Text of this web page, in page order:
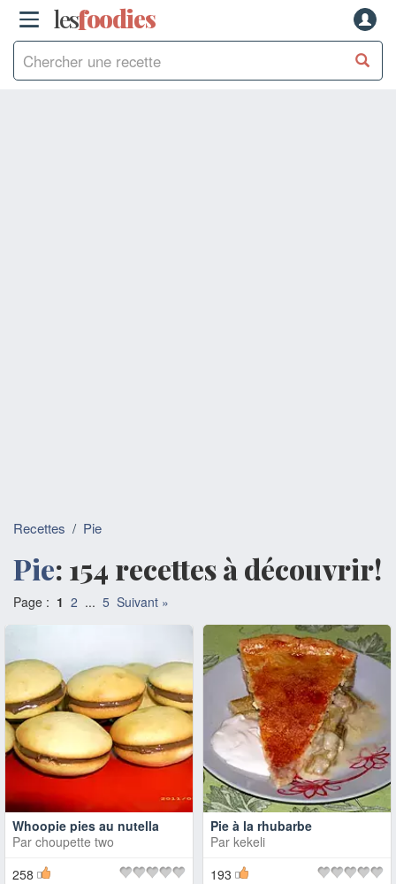
lesfoodies
Recettes / Pie
Pie: 154 recettes à découvrir!
Page : 1 2 ... 5 Suivant »
Whoopie pies au nutella
Par choupette two
258
Pie à la rhubarbe
Par kekeli
193